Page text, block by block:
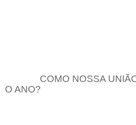
COMO NOSSA UNIÃO
O ANO?